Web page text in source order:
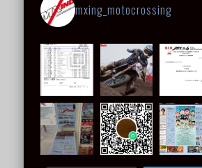
mxing_motocrossing